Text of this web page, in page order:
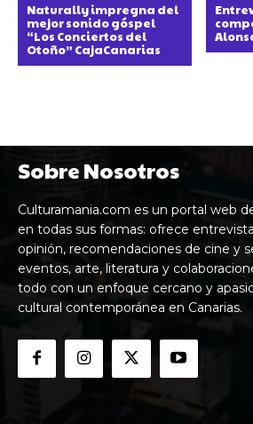
Naturally impregna del
mejor sonido góspel
“Los Conciertos del
Otoño” CajaCanarias
Sobre Nosotros
Culturamania.com es un portal web
en todas sus formas: ofrece
opinión, recomendaciones de cine y
eventos, arte, literatura y
todo con un enfoque cercano y
cultural contemporánea en Canarias.